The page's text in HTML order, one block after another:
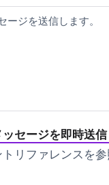
ジを送信します。
ッセージを即時送信
リファレンスを参